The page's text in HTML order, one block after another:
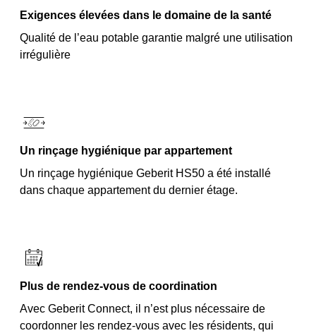
Exigences élevées dans le domaine de la santé
Qualité de l’eau potable garantie malgré une utilisation
irrégulière
Un rinçage hygiénique par appartement
Un rinçage hygiénique Geberit HS50 a été installé
dans chaque appartement du dernier étage.
Plus de rendez-vous de coordination
Avec Geberit Connect, il n’est plus nécessaire de
coordonner les rendez-vous avec les résidents, qui